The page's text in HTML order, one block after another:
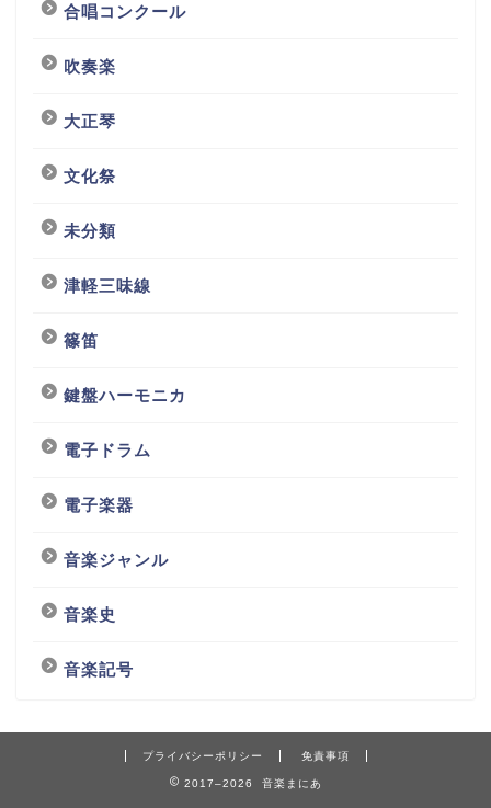
合唱コンクール
吹奏楽
大正琴
文化祭
未分類
津軽三味線
篠笛
鍵盤ハーモニカ
電子ドラム
電子楽器
音楽ジャンル
音楽史
音楽記号
プライバシーポリシー 免責事項
2017–2026 音楽まにあ